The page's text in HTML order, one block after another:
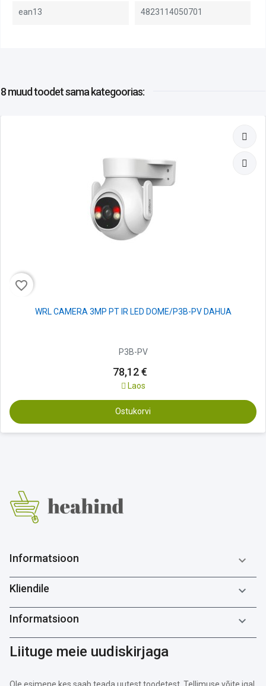
ean13 4823114050701
8 muud toodetsama kategoorias:
favorite_border
WRL CAMERA 3MP PT IR LED DOME/P3B-PV DAHUA
P3B-PV
78,12 €
Laos
Ostukorvi
Informatsioon 
Kliendile 
Informatsioon 
Liituge meie uudiskirjaga